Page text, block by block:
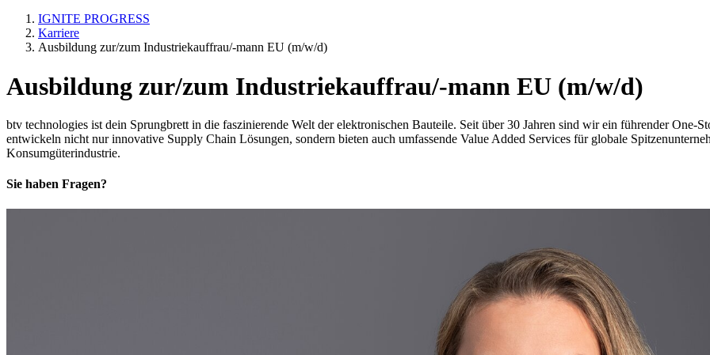
IGNITE PROGRESS
Karriere
Ausbildung zur/zum Industriekauffrau/-mann EU (m/w/d)
Ausbildung zur/zum Industriekauffrau/-mann EU (m/w/d)
btv technologies ist dein Sprungbrett in die faszinierende Welt der elektronischen Bauteile. Seit über 30 Jahren sind wir ein führender
entwickeln nicht nur innovative Supply Chain Lösungen, sondern bieten auch umfassende Value Added Services für globale
Konsumgüterindustrie.
Sie haben Fragen?